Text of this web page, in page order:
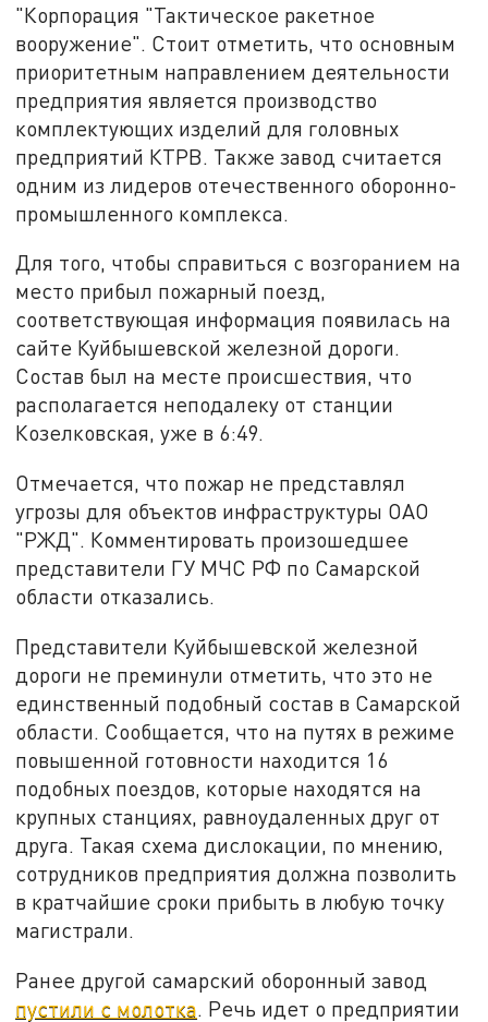
"Корпорация "Тактическое ракетное
вооружение". Стоит отметить, что основным
приоритетным направлением деятельности
предприятия является производство
комплектующих изделий для головных
предприятий КТРВ. Также завод считается
одним из лидеров отечественного оборонно-
промышленного комплекса.
Для того, чтобы справиться с возгоранием на
место прибыл пожарный поезд,
соответствующая информация появилась на
сайте Куйбышевской железной дороги.
Состав был на месте происшествия, что
располагается неподалеку от станции
Козелковская, уже в 6:49.
Отмечается, что пожар не представлял
угрозы для объектов инфраструктуры ОАО
"РЖД". Комментировать произошедшее
представители ГУ МЧС РФ по Самарской
области отказались.
Представители Куйбышевской железной
дороги не преминули отметить, что это не
единственный подобный состав в Самарской
области. Сообщается, что на путях в режиме
повышенной готовности находится 16
подобных поездов, которые находятся на
крупных станциях, равноудаленных друг от
друга. Такая схема дислокации, по мнению,
сотрудников предприятия должна позволить
в кратчайшие сроки прибыть в любую точку
магистрали.
Ранее другой самарский оборонный завод
пустили с молотка . Речь идет о предприятии